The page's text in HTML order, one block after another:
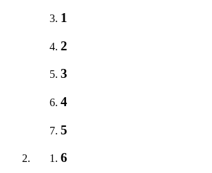
1
2
3
4
5
6